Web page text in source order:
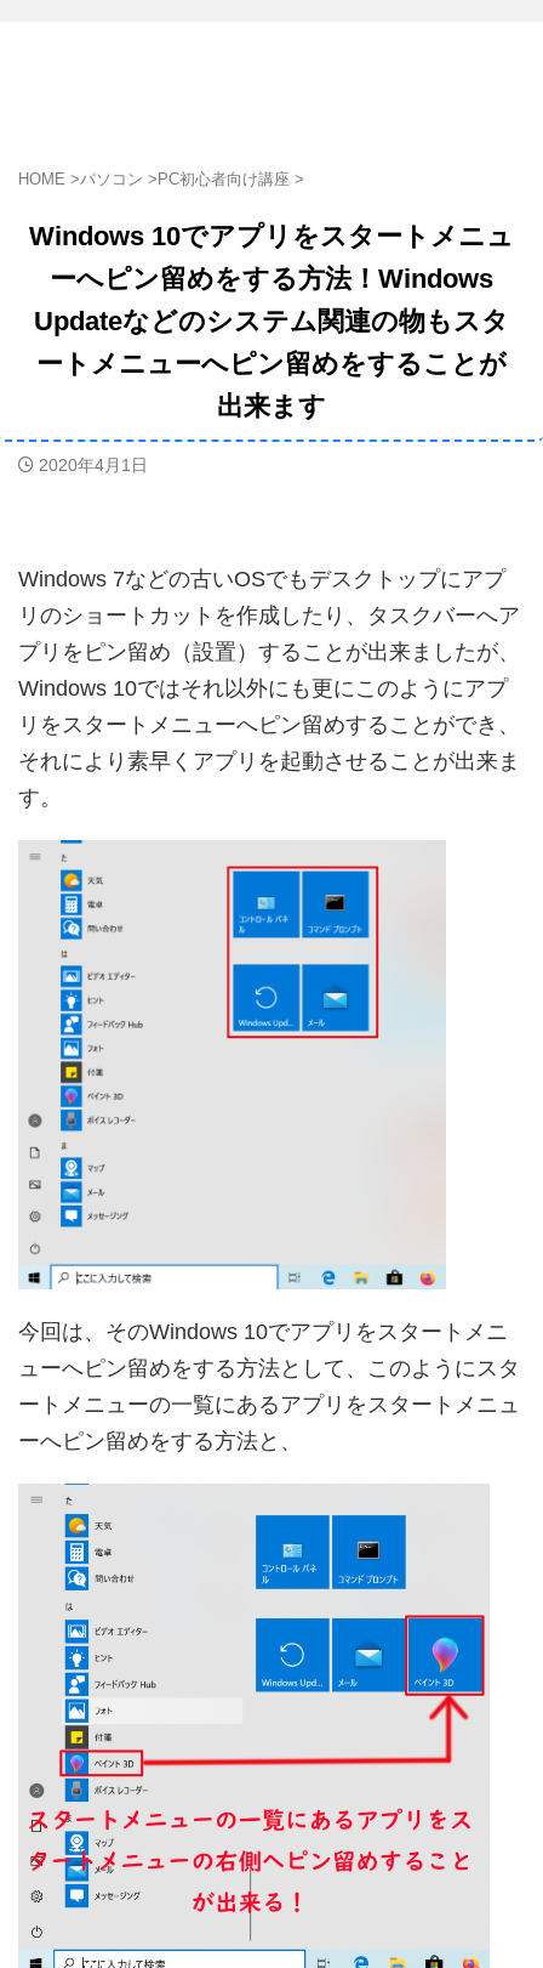
HOME >パソコン > PC初心者向け講座 >
Windows 10でアプリをスタートメニュ
ーへピン留めをする方法！Windows
Updateなどのシステム関連の物もスタ
ートメニューへピン留めをすることが
出来ます
2020年4月1日
Windows 7などの古いOSでもデスクトップにアプ
リのショートカットを作成したり、タスクバーへア
プリをピン留め（設置）することが出来ましたが、
Windows 10ではそれ以外にも更にこのようにアプ
リをスタートメニューへピン留めすることができ、
それにより素早くアプリを起動させることが出来ま
す。
今回は、そのWindows 10でアプリをスタートメニ
ューへピン留めをする方法として、このようにスタ
ートメニューの一覧にあるアプリをスタートメニュ
ーへピン留めをする方法と、